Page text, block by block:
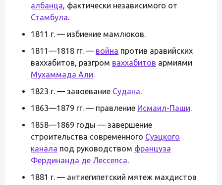
албанца, фактически независимого от
Стамбула.
1811 г. — избиение мамлюков.
1811—1818 гг. — война против аравийских
ваххабитов, разгром ваххабитов армиями
Мухаммада Али.
1823 г. — завоевание Судана.
1863—1879 гг. — правление Исмаил-Паши.
1858—1869 годы — завершение
строительства современного Суэцкого
канала под руководством француза
Фердинанда де Лессепса.
1881 г. — антиегипетский мятеж махдистов